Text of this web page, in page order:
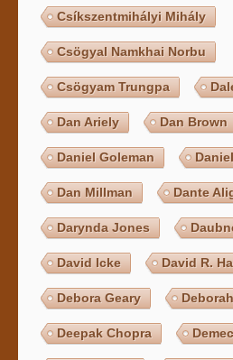
Csíkszentmihályi Mihály
Csögyal Namkhai Norbu
Csögyam Trungpa
Dan Ariely Dan Brown
Daniel Goleman
Dan Millman Dante
Darynda Jones
David Icke David R.
Debora Geary
Deepak Chopra